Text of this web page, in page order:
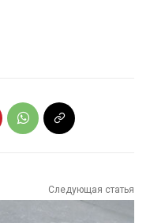
Следующая статья